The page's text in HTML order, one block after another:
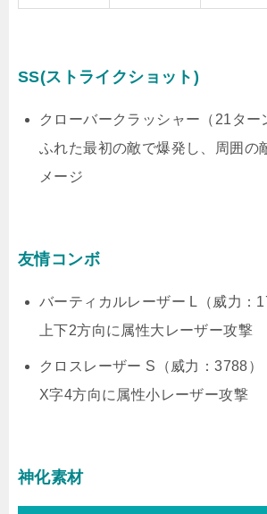
SS(ストライクショット)
クローバークラッシャー（21ター
ふれた最初の敵で爆発し、周囲の
メージ
友情コンボ
バーティカルレーザー L（威力：
上下2方向に属性大レーザー攻撃
クロスレーザー S（威力：3788）
X字4方向に属性小レーザー攻撃
神化素材